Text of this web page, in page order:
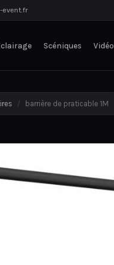
Scéniques Vidéo
/ barrière de praticable 1M